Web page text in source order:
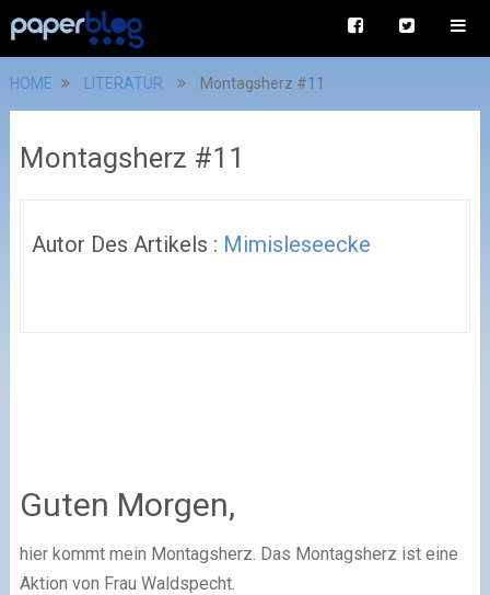
HOME LITERATUR Montagsherz #11
Montagsherz #11
Autor Des Artikels : Mimisleseecke
Guten Morgen,
hier kommt mein Montagsherz. Das Montagsherz ist eine
Aktion von Frau Waldspecht.